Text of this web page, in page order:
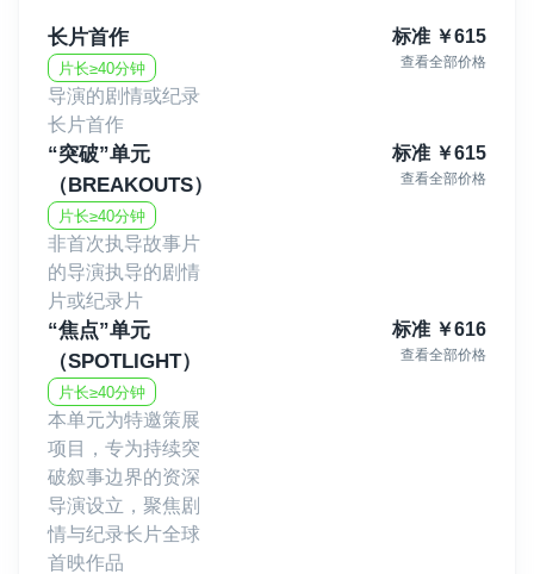
长片首作
片长≥40分钟
导演的剧情或纪录
长片首作
标准 ￥615
查看全部价格
“突破”单元
（BREAKOUTS）
片长≥40分钟
非首次执导故事片
的导演执导的剧情
片或纪录片
标准 ￥615
查看全部价格
“焦点”单元
（SPOTLIGHT）
片长≥40分钟
本单元为特邀策展
项目，专为持续突
破叙事边界的资深
导演设立，聚焦剧
情与纪录长片全球
首映作品
标准 ￥616
查看全部价格